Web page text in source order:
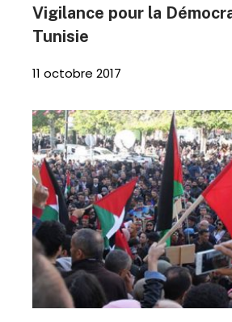
Vigilance pour la
Tunisie
11 octobre 2017